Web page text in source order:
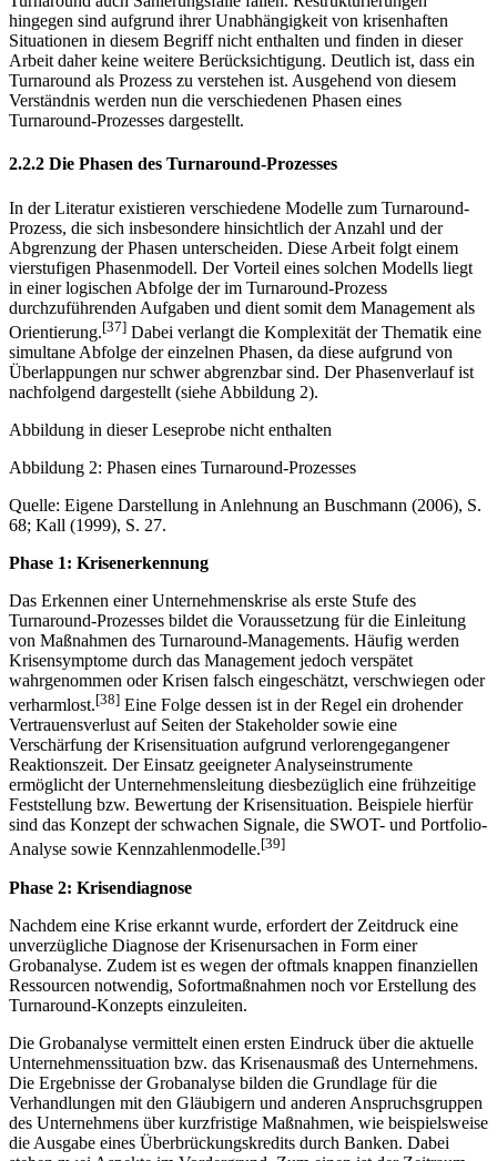
hingegen sind aufgrund ihrer Unabhängigkeit von krisenhaften
Situationen in diesem Begriff nicht enthalten und finden in dieser
Arbeit daher keine weitere Berücksichtigung. Deutlich ist, dass ein
Turnaround als Prozess zu verstehen ist. Ausgehend von diesem
Verständnis werden nun die verschiedenen Phasen eines
Turnaround-Prozesses dargestellt.
2.2.2 Die Phasen des Turnaround-Prozesses
In der Literatur existieren verschiedene Modelle zum Turnaround-
Prozess, die sich insbesondere hinsichtlich der Anzahl und der
Abgrenzung der Phasen unterscheiden. Diese Arbeit folgt einem
vierstufigen Phasenmodell. Der Vorteil eines solchen Modells liegt
in einer logischen Abfolge der im Turnaround-Prozess
durchzuführenden Aufgaben und dient somit dem Management als
Orientierung.[37] Dabei verlangt die Komplexität der Thematik eine
simultane Abfolge der einzelnen Phasen, da diese aufgrund von
Überlappungen nur schwer abgrenzbar sind. Der Phasenverlauf ist
nachfolgend dargestellt (siehe Abbildung 2).
Abbildung in dieser Leseprobe nicht enthalten
Abbildung 2: Phasen eines Turnaround-Prozesses
Quelle: Eigene Darstellung in Anlehnung an Buschmann (2006), S.
68; Kall (1999), S. 27.
Phase 1: Krisenerkennung
Das Erkennen einer Unternehmenskrise als erste Stufe des
Turnaround-Prozesses bildet die Voraussetzung für die Einleitung
von Maßnahmen des Turnaround-Managements. Häufig werden
Krisensymptome durch das Management jedoch verspätet
wahrgenommen oder Krisen falsch eingeschätzt, verschwiegen oder
verharmlost.[38] Eine Folge dessen ist in der Regel ein drohender
Vertrauensverlust auf Seiten der Stakeholder sowie eine
Verschärfung der Krisensituation aufgrund verlorengegangener
Reaktionszeit. Der Einsatz geeigneter Analyseinstrumente
ermöglicht der Unternehmensleitung diesbezüglich eine frühzeitige
Feststellung bzw. Bewertung der Krisensituation. Beispiele hierfür
sind das Konzept der schwachen Signale, die SWOT- und Portfolio-
Analyse sowie Kennzahlenmodelle.[39]
Phase 2: Krisendiagnose
Nachdem eine Krise erkannt wurde, erfordert der Zeitdruck eine
unverzügliche Diagnose der Krisenursachen in Form einer
Grobanalyse. Zudem ist es wegen der oftmals knappen finanziellen
Ressourcen notwendig, Sofortmaßnahmen noch vor Erstellung des
Turnaround-Konzepts einzuleiten.
Die Grobanalyse vermittelt einen ersten Eindruck über die aktuelle
Unternehmenssituation bzw. das Krisenausmaß des Unternehmens.
Die Ergebnisse der Grobanalyse bilden die Grundlage für die
Verhandlungen mit den Gläubigern und anderen Anspruchsgruppen
des Unternehmens über kurzfristige Maßnahmen, wie beispielsweise
die Ausgabe eines Überbrückungskredits durch Banken. Dabei